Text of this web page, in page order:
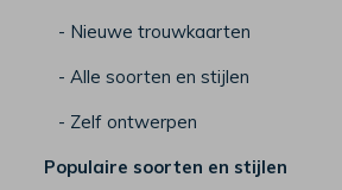
- Nieuwe trouwkaarten
- Alle soorten en stijlen
- Zelf ontwerpen
Populaire soorten en stijlen